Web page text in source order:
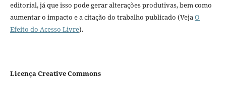
editorial, já que isso pode gerar alterações produtivas, bem como
aumentar o impacto e a citação do trabalho publicado (VejaO
Efeito do Acesso Livre).
Licença Creative Commons